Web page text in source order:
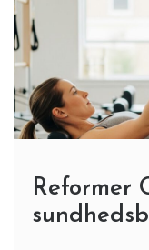
Reformer